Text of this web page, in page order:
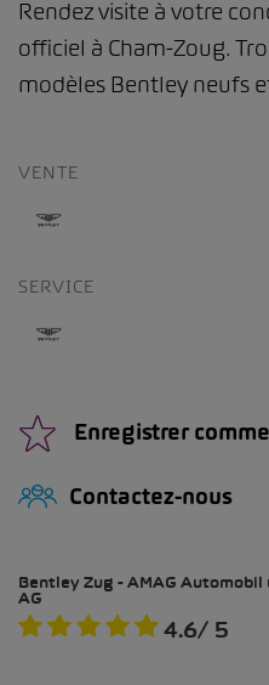
Rendez visite à votre
officiel à Cham-Zoug.
modèles Bentley neufs
VENTE
SERVICE
Enregistrer
Contactez-nous